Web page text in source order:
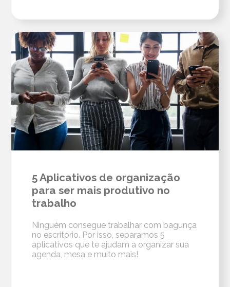
5 Aplicativos de organização
para ser mais produtivo no
trabalho
Ninguém consegue trabalhar com bagunça
no escritório. Por isso, separamos 5
aplicativos que te ajudam a organizar sua
agenda, mesa e muito mais!